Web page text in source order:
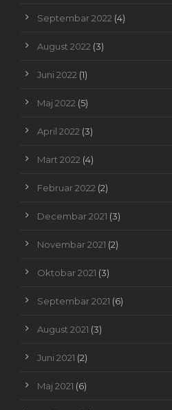
Septembar 2022 (4)
August 2022 (3)
Juni 2022 (1)
Maj 2022 (5)
April 2022 (3)
Mart 2022 (4)
Februar 2022 (2)
Decembar 2021 (3)
Novembar 2021 (2)
Oktobar 2021 (3)
Septembar 2021 (6)
August 2021 (3)
Juni 2021 (2)
Maj 2021 (6)